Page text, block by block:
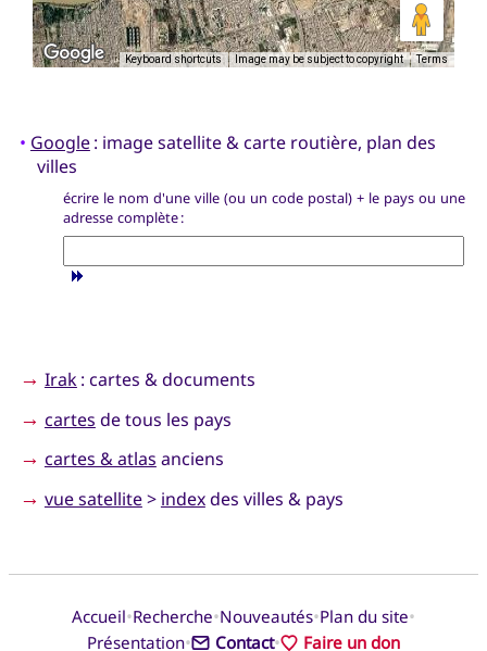
Keyboard shortcuts Image may be subject to copyright Terms
• Google: image satellite & carte routière, plan des
villes
écrire le nom d'une ville (ou un code postal) + le pays ou une
adresse complète :
→ Irak: cartes & documents
→ cartes de tous les pays
→ cartes & atlas anciens
→ vue satellite> indexdes villes & pays
Accueil•Recherche•Nouveautés•Plan du site•
Présentation• Contact• Faire un don